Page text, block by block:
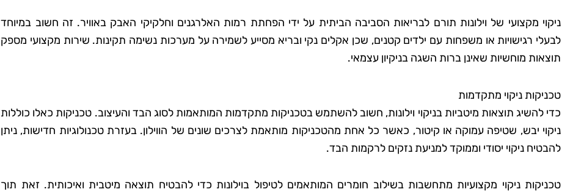
ניקוי מקצועי של וילונות תורם לבריאות הסביבה הביתית על ידי הפחתת רמות האלרגנים וחלקיקי האבק באוויר. זה חשוב במיוחד
לבעלי רגישויות או משפחות עם ילדים קטנים, שכן אקלים נקי ובריא מסייע לשמירה על מערכות נשימה תקינות. שירות מקצועי מספק
תוצאות מוחשיות שאינן ברות השגה בניקיון עצמאי.
טכניקות ניקוי מתקדמות
כדי להשיג תוצאות מיטביות בניקוי וילונות, חשוב להשתמש בטכניקות מתקדמות המותאמות לסוג הבד והעיצוב. טכניקות כאלו כוללות
ניקוי יבש, שטיפה עמוקה או קיטור, כאשר כל אחת מהטכניקות מותאמת לצרכים שונים של הווילון. בעזרת טכנולוגיות חדישות, ניתן
להבטיח ניקוי יסודי וממוקד למניעת נזקים לרקמות הבד.
טכניקות ניקוי מקצועיות מתחשבות בשילוב חומרים המותאמים לטיפול בוילונות כדי להבטיח תוצאה מיטבית ואיכותית. זאת תוך